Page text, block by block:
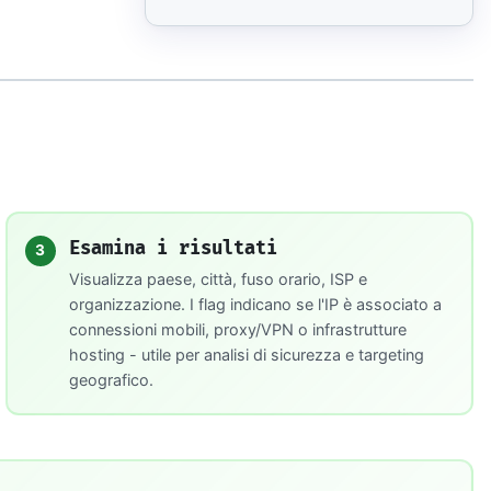
3 Esamina i risultati
Visualizza paese, città, fuso orario, ISP e
organizzazione. I flag indicano se l'IP è associato a
connessioni mobili, proxy/VPN o infrastrutture
hosting - utile per analisi di sicurezza e targeting
geografico.